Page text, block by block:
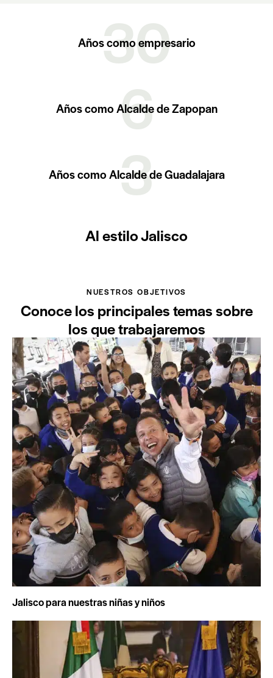
30
Años como empresario
6
Años como Alcalde de Zapopan
3
Años como Alcalde de Guadalajara
Al estilo Jalisco
NUESTROS OBJETIVOS
Conoce los principales temas sobre
los que trabajaremos
Jalisco para nuestras niñas y niños